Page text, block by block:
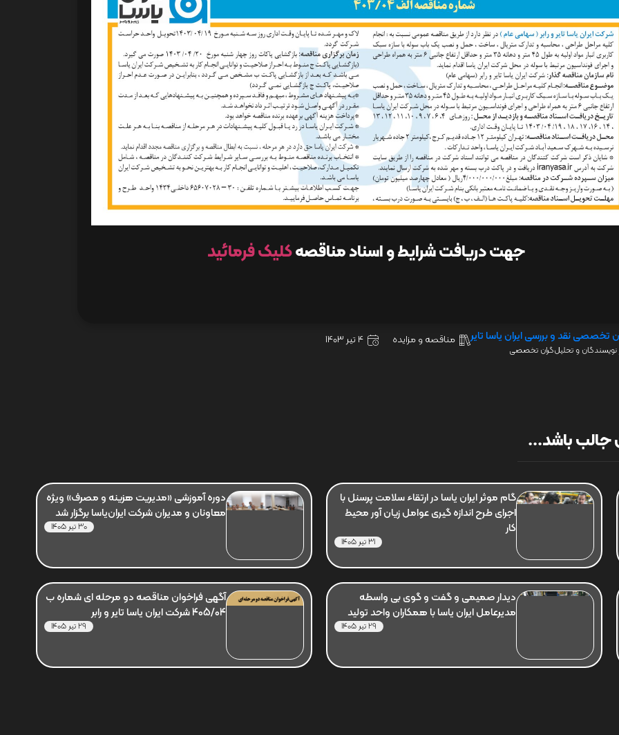
جهت دریافت شرایط و اسناد مناقصهکلیک فرمائید
تخصصی نقد و بررسی ایران یاسا تایر
و تحلیل‌گران تخصصی
مناقصه و مزایده 4 تیر 1403
جالب باشد...
گام موثر ایران یاسا در ارتقاء سلامت پرسنل با
اجرای طرح اندازه گیری عوامل زیان آور محیط
کار
31 تیر 1405
دوره آموزشی «مدیریت هزینه و مصرف» ویژه
معاونان و مدیران شرکت ایران‌یاسا برگزار شد
30 تیر 1405
دیدار صمیمی و گفت و گوی بی واسطه
مدیرعامل ایران یاسا با همکاران واحد تولید
29 تیر 1405
آگهی فراخوان مناقصه دو مرحله ای شماره ب
405/04 شرکت ایران یاسا تایر و رابر
29 تیر 1405